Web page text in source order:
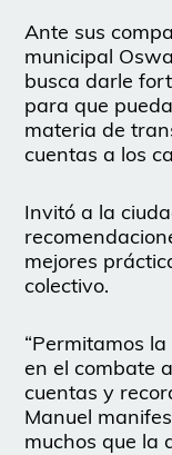
Ante sus
municipal
busca darle
para que
materia de
cuentas a los
Invitó a la
mejores
colectivo.
“Permitamos
en el combate
cuentas y
Manuel
muchos que la